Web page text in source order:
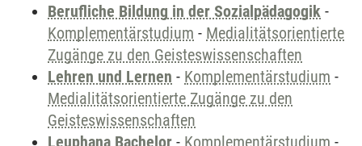
Berufliche Bildung in der Sozialpädagogik -
Komplementärstudium - Medialitätsorientierte
Zugänge zu den Geisteswissenschaften
Lehren und Lernen - Komplementärstudium -
Medialitätsorientierte Zugänge zu den
Geisteswissenschaften
Leuphana Bachelor - Komplementärstudium -